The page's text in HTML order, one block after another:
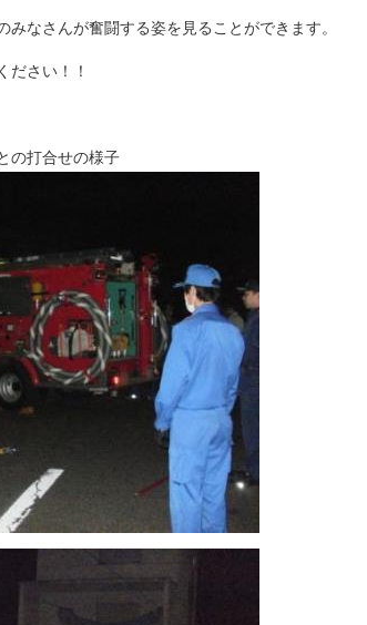
なさんが奮闘する姿を見ることができます。
ださい！！
の打合せの様子